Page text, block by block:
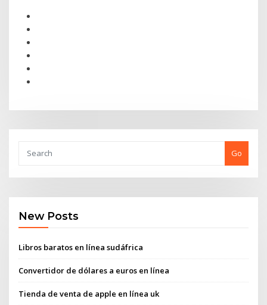
Go
New Posts
Libros baratos en línea sudáfrica
Convertidor de dólares a euros en línea
Tienda de venta de apple en línea uk